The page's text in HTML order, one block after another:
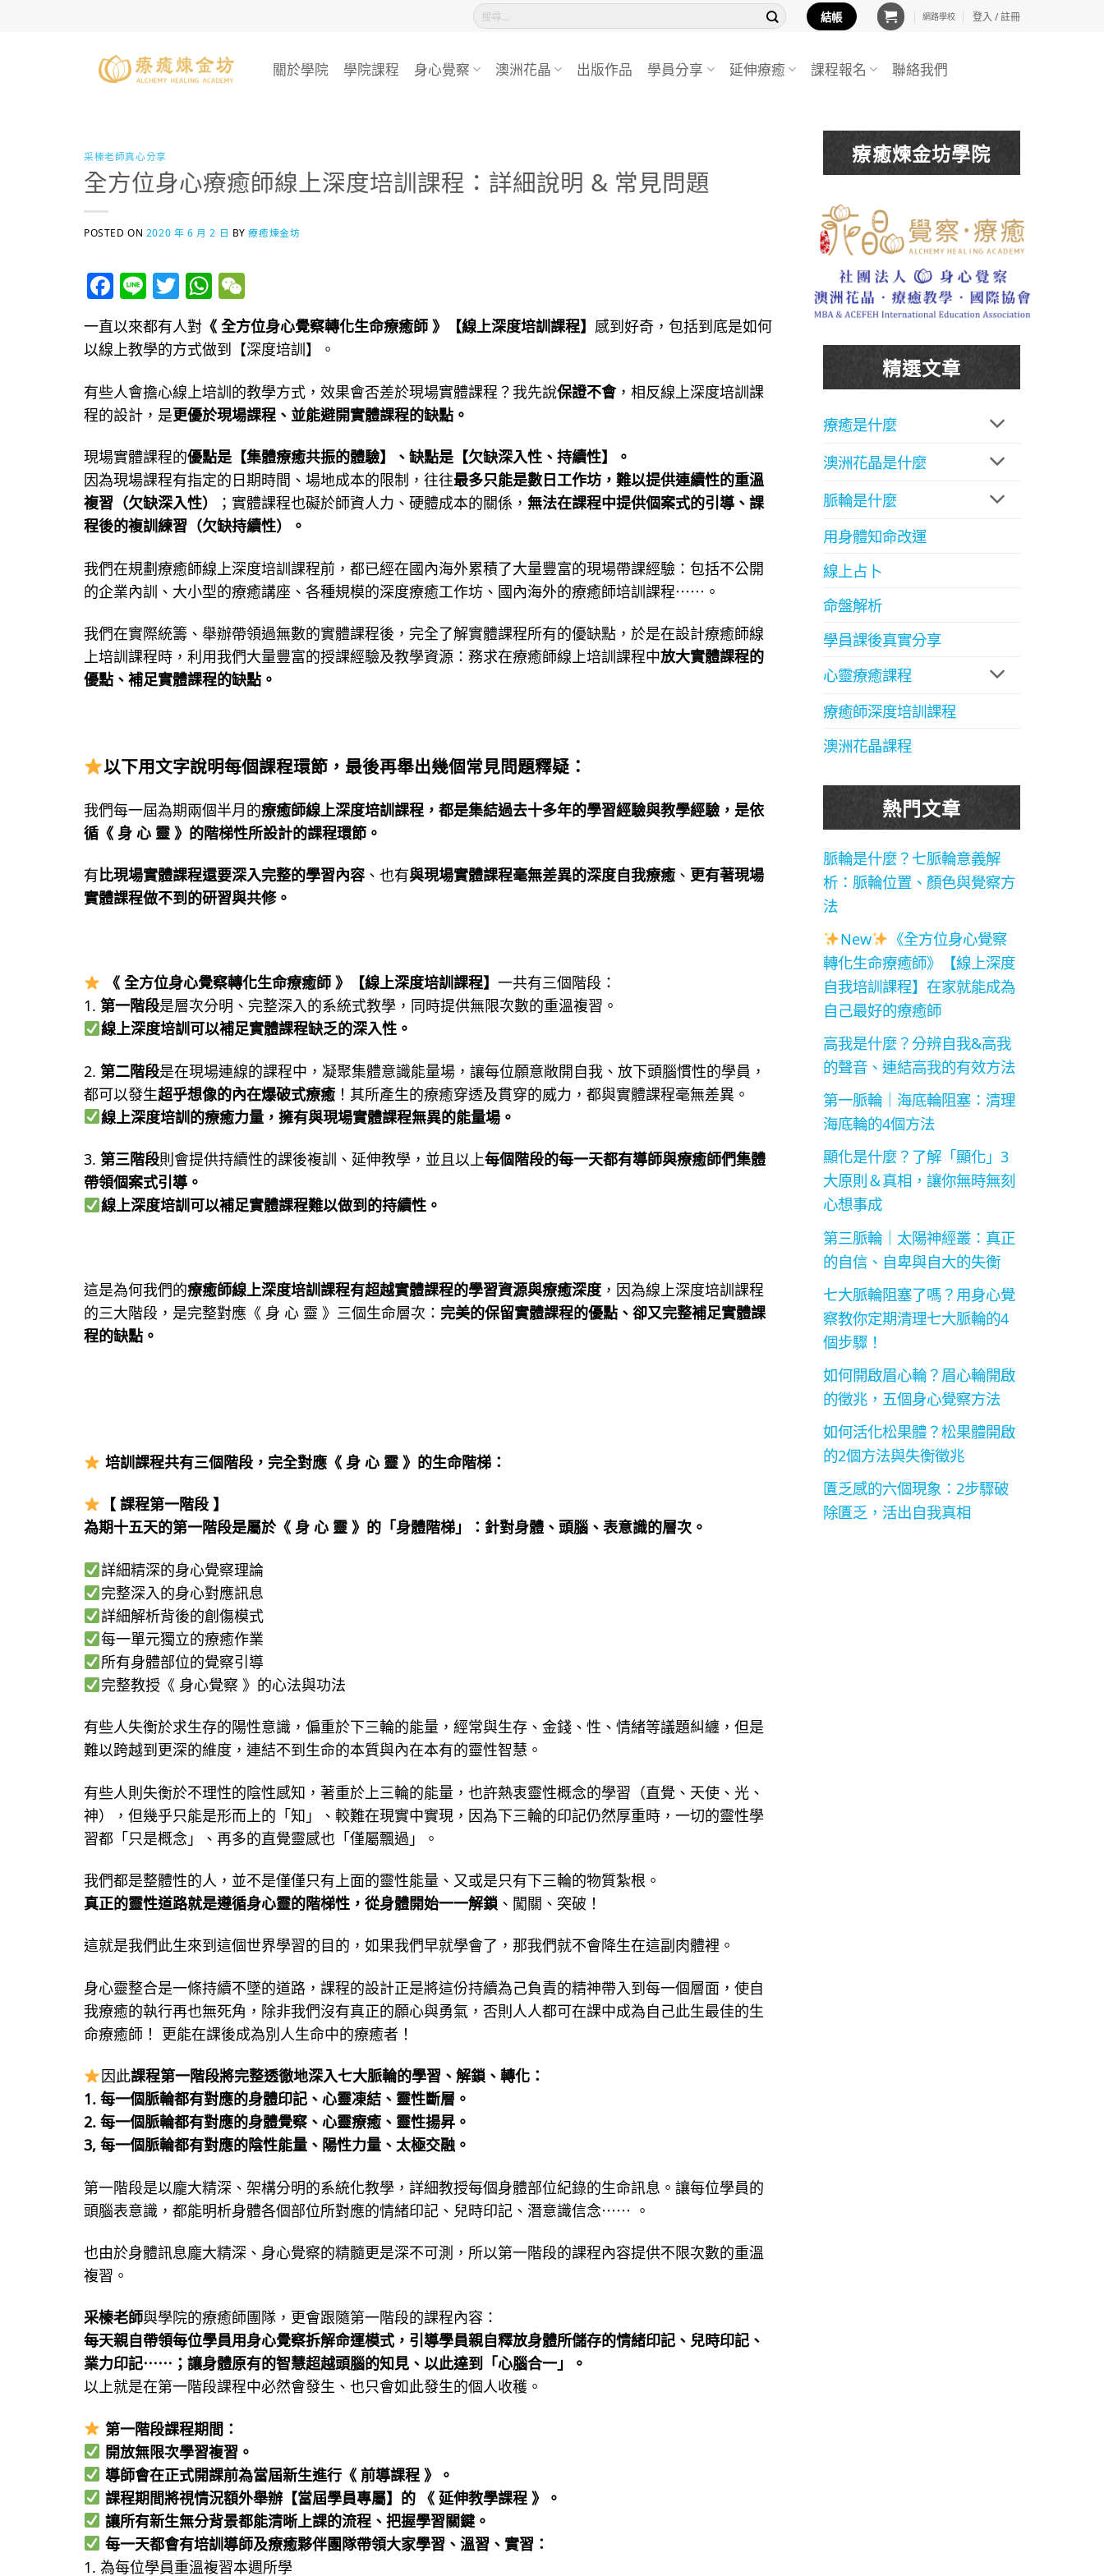
搜
尋
字:
結帳 網路學校 登入 / 註冊
關於學院 學院課程 身心覺察 澳洲花晶 出版作品 學員分享 延伸療癒 課程報名 聯絡我們
采榛老師真心分享
​​​​​​全方位身心療癒師線上深度培訓課程：詳細說明 & 常見問題
POSTED ON 2020 年 6 月 2 日 BY療癒煉金坊
Facebook
LineTwitterWhatsApp
一直以來都有人對 《 全方位身心覺察轉化生命療癒師 》【線上深度培訓課程】 感到好奇，包括到底是如何
以線上教學的方式做到【深度培訓】。
有些人會擔心線上培訓的教學方式，效果會否差於現場實體課程？我先說保證不會，相反線上深度培訓課
程的設計，是更優於現場課程、並能避開實體課程的缺點。
現場實體課程的優點是【集體療癒共振的體驗】、缺點是【欠缺深入性、持續性】。
因為現場課程有指定的日期時間、場地成本的限制，往往最多只能是數日工作坊，難以提供連續性的重溫
複習（欠缺深入性）
；實體課程也礙於師資人力、硬體成本的關係， 無法在課程中提供個案式的引導、課
程後的複訓練習（欠缺持續性）。
我們在規劃療癒師線上深度培訓課程前，都已經在國內海外累積了大量豐富的現場帶課經驗：包括不公開
的企業內訓、大小型的療癒講座、各種規模的深度療癒工作坊、國內海外的療癒師培訓課程⋯⋯。
我們在實際統籌、舉辦帶領過無數的實體課程後，完全了解實體課程所有的優缺點，於是在設計療癒師線
上培訓課程時，利用我們大量豐富的授課經驗及教學資源：務求在療癒師線上培訓課程中放大實體課程的
優點、補足實體課程的缺點。
以下用文字說明每個課程環節，最後再舉出幾個常見問題釋疑：
我們每一屆為期兩個半月的療癒師線上深度培訓課程，都是集結過去十多年的學習經驗與教學經驗，是依
循《 身 心 靈 》的階梯性所設計的課程環節。
有比現場實體課程還要深入完整的學習內容 、也有與現場實體課程毫無差異的深度自我療癒、 更有著現場
實體課程做不到的研習與共修。
《 全方位身心覺察轉化生命療癒師 》【線上深度培訓課程】 一共有三個階段：
1. 第一階段是層次分明、完整深入的系統式教學，同時提供無限次數的重溫複習。
線上深度培訓可以補足實體課程缺乏的深入性。
2. 第二階段是在現場連線的課程中，凝聚集體意識能量場，讓每位願意敞開自我、放下頭腦慣性的學員，
都可以發生超乎想像的內在爆破式療癒！其所產生的療癒穿透及貫穿的威力，都與實體課程毫無差異。
線上深度培訓的療癒力量，擁有與現場實體課程無異的能量場。
3. 第三階段則會提供持續性的課後複訓、延伸教學，並且以上每個階段的每一天都有導師與療癒師們集體
帶領個案式引導。
線上深度培訓可以補足實體課程難以做到的持續性。
這是為何我們的療癒師線上深度培訓課程有超越實體課程的學習資源與療癒深度 ，因為線上深度培訓課程
的三大階段，是完整對應《 身 心 靈 》三個生命層次： 完美的保留實體課程的優點、卻又完整補足實體課
程的缺點。
培訓課程共有三個階段，完全對應《 身 心 靈 》的生命階梯：
【 課程第一階段 】
為期十五天的第一階段是屬於《 身 心 靈 》的「身體階梯」：針對身體、頭腦、表意識的層次。
詳細精深的身心覺察理論
完整深入的身心對應訊息
詳細解析背後的創傷模式
每一單元獨立的療癒作業
所有身體部位的覺察引導
完整教授《 身心覺察 》的心法與功法
有些人失衡於求生存的陽性意識，偏重於下三輪的能量，經常與生存、金錢、性、情緒等議題糾纏，但是
難以跨越到更深的維度，連結不到生命的本質與內在本有的靈性智慧。
有些人則失衡於不理性的陰性感知，著重於上三輪的能量，也許熱衷靈性概念的學習（直覺、天使、光、
神），但幾乎只能是形而上的「知」、較難在現實中實現，因為下三輪的印記仍然厚重時，一切的靈性學
習都「只是概念」、再多的直覺靈感也「僅屬飄過」。
我們都是整體性的人，並不是僅僅只有上面的靈性能量、又或是只有下三輪的物質紮根。
真正的靈性道路就是遵循身心靈的階梯性，從身體開始一一解鎖 、闖關、突破！
這就是我們此生來到這個世界學習的目的，如果我們早就學會了，那我們就不會降生在這副肉體裡。
身心靈整合是一條持續不墜的道路，課程的設計正是將這份持續為己負責的精神帶入到每一個層面，使自
我療癒的執行再也無死角，除非我們沒有真正的願心與勇氣，否則人人都可在課中成為自己此生最佳的生
命療癒師！ 更能在課後成為別人生命中的療癒者！
因此課程第一階段將完整透徹地深入七大脈輪的學習、解鎖、轉化：
1. 每一個脈輪都有對應的身體印記、心靈凍結、靈性斷層。
2. 每一個脈輪都有對應的身體覺察、心靈療癒、靈性揚昇。
3, 每一個脈輪都有對應的陰性能量、陽性力量、太極交融。
第一階段是以龐大精深、架構分明的系統化教學，詳細教授每個身體部位紀錄的生命訊息。讓每位學員的
頭腦表意識，都能明析身體各個部位所對應的情緒印記、兒時印記、潛意識信念⋯⋯ 。
也由於身體訊息龐大精深、身心覺察的精髓更是深不可測，所以第一階段的課程內容提供不限次數的重溫
複習。
采榛老師與學院的療癒師團隊，更會跟隨第一階段的課程內容：
每天親自帶領每位學員用身心覺察拆解命運模式，引導學員親自釋放身體所儲存的情緒印記、兒時印記、
業力印記⋯⋯；讓身體原有的智慧超越頭腦的知見、以此達到「心腦合一」。
以上就是在第一階段課程中必然會發生、也只會如此發生的個人收穫。
第一階段課程期間：
開放無限次學習複習。
導師會在正式開課前為當屆新生進行《 前導課程 》。
課程期間將視情況額外舉辦【當屆學員專屬】的 《 延伸教學課程 》。
讓所有新生無分背景都能清晰上課的流程、把握學習關鍵。
每一天都會有培訓導師及療癒夥伴團隊帶領大家學習、溫習、實習：
1. 為每位學員重溫複習本週所學
療癒煉金坊學院
精選文章
療癒是什麼
澳洲花晶是什麼
脈輪是什麼
用身體知命改運
線上占卜
命盤解析
學員課後真實分享
心靈療癒課程
療癒師深度培訓課程
澳洲花晶課程
熱門文章
脈輪是什麼？七脈輪意義解
析：脈輪位置、顏色與覺察方
法
New
《全方位身心覺察
轉化生命療癒師》【線上深度
自我培訓課程】在家就能成為
自己最好的療癒師
高我是什麼？分辨自我&高我
的聲音、連結高我的有效方法
第一脈輪｜海底輪阻塞：清理
海底輪的4個方法
顯化是什麼？了解「顯化」3
大原則＆真相，讓你無時無刻
心想事成
第三脈輪｜太陽神經叢：真正
的自信、自卑與自大的失衡
七大脈輪阻塞了嗎？用身心覺
察教你定期清理七大脈輪的4
個步驟！
如何開啟眉心輪？眉心輪開啟
的徵兆，五個身心覺察方法
如何活化松果體？松果體開啟
的2個方法與失衡徵兆
匱乏感的六個現象：2步驟破
除匱乏，活出自我真相